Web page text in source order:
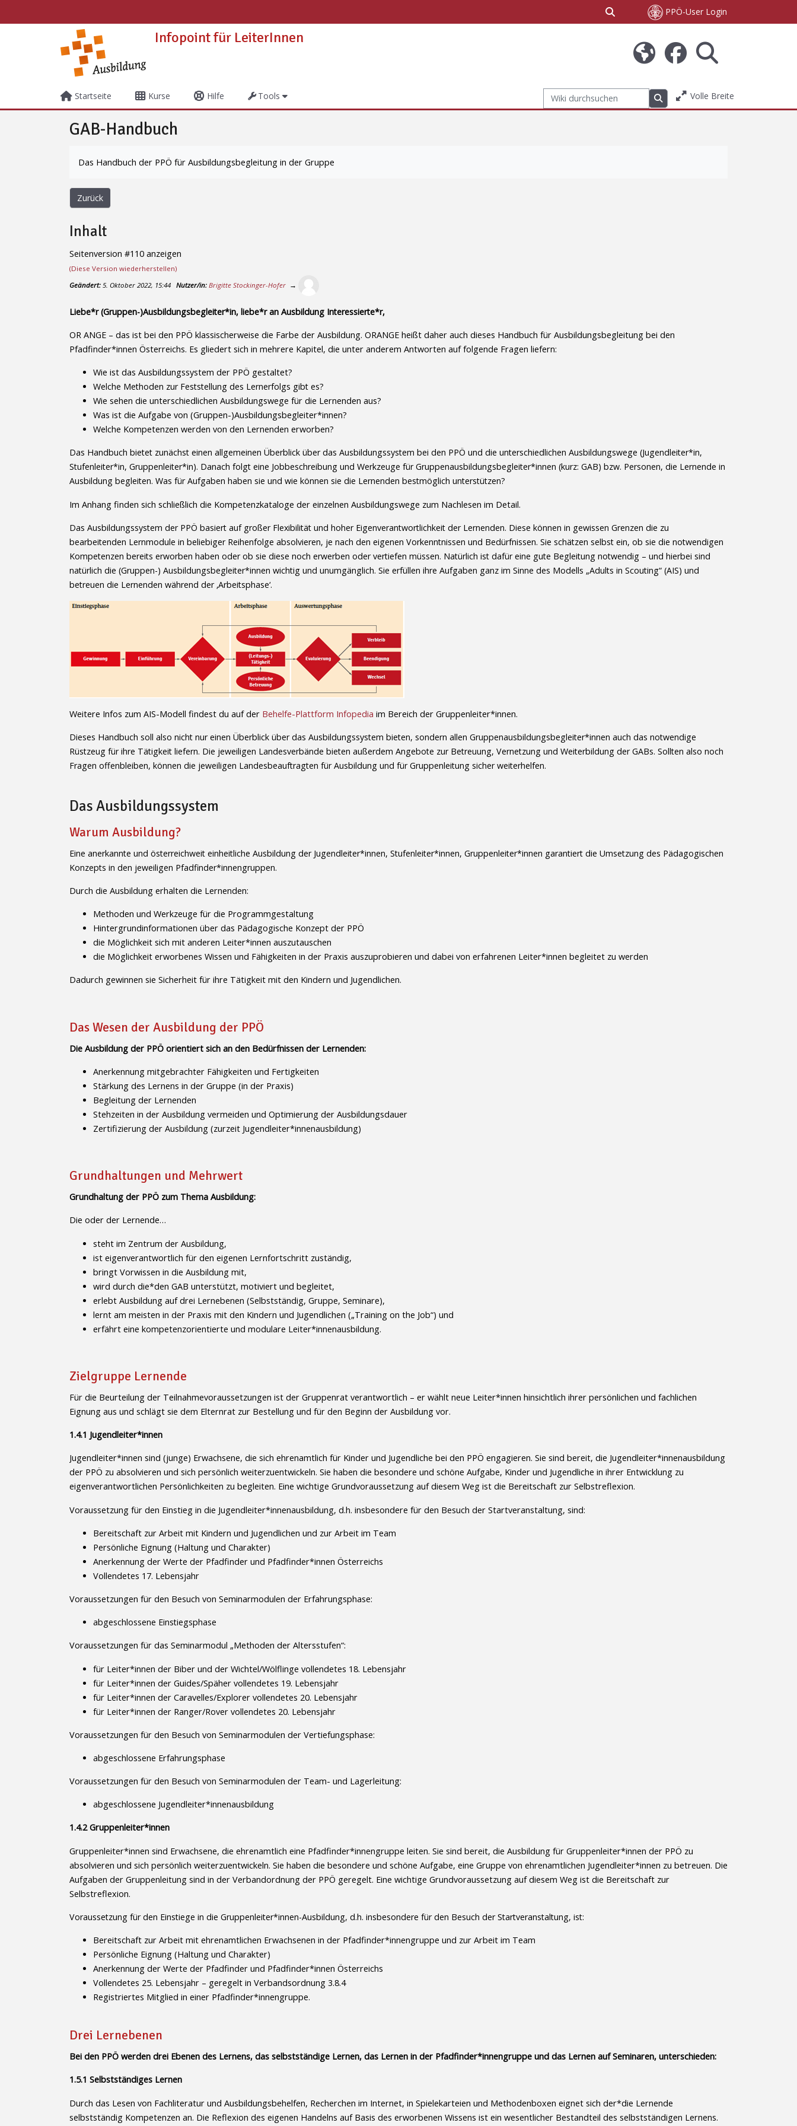
Sucheingabe umschalten
PPÖ-User Login
Infopoint für LeiterInnen
Startseite Kurse Hilfe Tools
Wiki durchsuchen
Wiki durchsuchen
Volle Breite
GAB-Handbuch
Das Handbuch der PPÖ für Ausbildungsbegleitung in der Gruppe
Zurück
Inhalt
Seitenversion #110 anzeigen
(Diese Version wiederherstellen)
Geändert: 5. Oktober 2022, 15:44 Nutzer/in: Brigitte Stockinger-Hofer →
Liebe*r (Gruppen-)Ausbildungsbegleiter*in, liebe*r an Ausbildung Interessierte*r,
OR ANGE – das ist bei den PPÖ klassischerweise die Farbe der Ausbildung. ORANGE heißt daher auch dieses Handbuch für Ausbildungsbegleitung bei den
Pfadfinder*innen Österreichs. Es gliedert sich in mehrere Kapitel, die unter anderem Antworten auf folgende Fragen liefern:
Wie ist das Ausbildungssystem der PPÖ gestaltet?
Welche Methoden zur Feststellung des Lernerfolgs gibt es?
Wie sehen die unterschiedlichen Ausbildungswege für die Lernenden aus?
Was ist die Aufgabe von (Gruppen-)Ausbildungsbegleiter*innen?
Welche Kompetenzen werden von den Lernenden erworben?
Das Handbuch bietet zunächst einen allgemeinen Überblick über das Ausbildungssystem bei den PPÖ und die unterschiedlichen Ausbildungswege (Jugendleiter*in,
Stufenleiter*in, Gruppenleiter*in). Danach folgt eine Jobbeschreibung und Werkzeuge für Gruppenausbildungsbegleiter*innen (kurz: GAB) bzw. Personen, die Lernende in
Ausbildung begleiten. Was für Aufgaben haben sie und wie können sie die Lernenden bestmöglich unterstützen?
Im Anhang finden sich schließlich die Kompetenzkataloge der einzelnen Ausbildungswege zum Nachlesen im Detail.
Das Ausbildungssystem der PPÖ basiert auf großer Flexibilität und hoher Eigenverantwortlichkeit der Lernenden. Diese können in gewissen Grenzen die zu
bearbeitenden Lernmodule in beliebiger Reihenfolge absolvieren, je nach den eigenen Vorkenntnissen und Bedürfnissen. Sie schätzen selbst ein, ob sie die notwendigen
Kompetenzen bereits erworben haben oder ob sie diese noch erwerben oder vertiefen müssen. Natürlich ist dafür eine gute Begleitung notwendig – und hierbei sind
natürlich die (Gruppen-) Ausbildungsbegleiter*innen wichtig und unumgänglich. Sie erfüllen ihre Aufgaben ganz im Sinne des Modells „Adults in Scouting“ (AIS) und
betreuen die Lernenden während der ‚Arbeitsphase‘.
Weitere Infos zum AIS-Modell findest du auf der Behelfe-Plattform Infopedia im Bereich der Gruppenleiter*innen.
Dieses Handbuch soll also nicht nur einen Überblick über das Ausbildungssystem bieten, sondern allen Gruppenausbildungsbegleiter*innen auch das notwendige
Rüstzeug für ihre Tätigkeit liefern. Die jeweiligen Landesverbände bieten außerdem Angebote zur Betreuung, Vernetzung und Weiterbildung der GABs. Sollten also noch
Fragen offenbleiben, können die jeweiligen Landesbeauftragten für Ausbildung und für Gruppenleitung sicher weiterhelfen.
Das Ausbildungssystem
Warum Ausbildung?
Eine anerkannte und österreichweit einheitliche Ausbildung der Jugendleiter*innen, Stufenleiter*innen, Gruppenleiter*innen garantiert die Umsetzung des Pädagogischen
Konzepts in den jeweiligen Pfadfinder*innengruppen.
Durch die Ausbildung erhalten die Lernenden:
Methoden und Werkzeuge für die Programmgestaltung
Hintergrundinformationen über das Pädagogische Konzept der PPÖ
die Möglichkeit sich mit anderen Leiter*innen auszutauschen
die Möglichkeit erworbenes Wissen und Fähigkeiten in der Praxis auszuprobieren und dabei von erfahrenen Leiter*innen begleitet zu werden
Dadurch gewinnen sie Sicherheit für ihre Tätigkeit mit den Kindern und Jugendlichen.
Das Wesen der Ausbildung der PPÖ
Die Ausbildung der PPÖ orientiert sich an den Bedürfnissen der Lernenden:
Anerkennung mitgebrachter Fähigkeiten und Fertigkeiten
Stärkung des Lernens in der Gruppe (in der Praxis)
Begleitung der Lernenden
Stehzeiten in der Ausbildung vermeiden und Optimierung der Ausbildungsdauer
Zertifizierung der Ausbildung (zurzeit Jugendleiter*innenausbildung)
Grundhaltungen und Mehrwert
Grundhaltung der PPÖ zum Thema Ausbildung:
Die oder der Lernende…
steht im Zentrum der Ausbildung,
ist eigenverantwortlich für den eigenen Lernfortschritt zuständig,
bringt Vorwissen in die Ausbildung mit,
wird durch die*den GAB unterstützt, motiviert und begleitet,
erlebt Ausbildung auf drei Lernebenen (Selbstständig, Gruppe, Seminare),
lernt am meisten in der Praxis mit den Kindern und Jugendlichen („Training on the Job“) und
erfährt eine kompetenzorientierte und modulare Leiter*innenausbildung.
Zielgruppe Lernende
Für die Beurteilung der Teilnahmevoraussetzungen ist der Gruppenrat verantwortlich – er wählt neue Leiter*innen hinsichtlich ihrer persönlichen und fachlichen
Eignung aus und schlägt sie dem Elternrat zur Bestellung und für den Beginn der Ausbildung vor.
1.4.1 Jugendleiter*innen
Jugendleiter*innen sind (junge) Erwachsene, die sich ehrenamtlich für Kinder und Jugendliche bei den PPÖ engagieren. Sie sind bereit, die Jugendleiter*innenausbildung
der PPÖ zu absolvieren und sich persönlich weiterzuentwickeln. Sie haben die besondere und schöne Aufgabe, Kinder und Jugendliche in ihrer Entwicklung zu
eigenverantwortlichen Persönlichkeiten zu begleiten. Eine wichtige Grundvoraussetzung auf diesem Weg ist die Bereitschaft zur Selbstreflexion.
Voraussetzung für den Einstieg in die Jugendleiter*innenausbildung, d.h. insbesondere für den Besuch der Startveranstaltung, sind:
Bereitschaft zur Arbeit mit Kindern und Jugendlichen und zur Arbeit im Team
Persönliche Eignung (Haltung und Charakter)
Anerkennung der Werte der Pfadfinder und Pfadfinder*innen Österreichs
Vollendetes 17. Lebensjahr
Voraussetzungen für den Besuch von Seminarmodulen der Erfahrungsphase:
abgeschlossene Einstiegsphase
Voraussetzungen für das Seminarmodul „Methoden der Altersstufen“:
für Leiter*innen der Biber und der Wichtel/Wölflinge vollendetes 18. Lebensjahr
für Leiter*innen der Guides/Späher vollendetes 19. Lebensjahr
für Leiter*innen der Caravelles/Explorer vollendetes 20. Lebensjahr
für Leiter*innen der Ranger/Rover vollendetes 20. Lebensjahr
Voraussetzungen für den Besuch von Seminarmodulen der Vertiefungsphase:
abgeschlossene Erfahrungsphase
Voraussetzungen für den Besuch von Seminarmodulen der Team- und Lagerleitung:
abgeschlossene Jugendleiter*innenausbildung
1.4.2 Gruppenleiter*innen
Gruppenleiter*innen sind Erwachsene, die ehrenamtlich eine Pfadfinder*innengruppe leiten. Sie sind bereit, die Ausbildung für Gruppenleiter*innen der PPÖ zu
absolvieren und sich persönlich weiterzuentwickeln. Sie haben die besondere und schöne Aufgabe, eine Gruppe von ehrenamtlichen Jugendleiter*innen zu betreuen. Die
Aufgaben der Gruppenleitung sind in der Verbandordnung der PPÖ geregelt. Eine wichtige Grundvoraussetzung auf diesem Weg ist die Bereitschaft zur
Selbstreflexion.
Voraussetzung für den Einstiege in die Gruppenleiter*innen-Ausbildung, d.h. insbesondere für den Besuch der Startveranstaltung, ist:
Bereitschaft zur Arbeit mit ehrenamtlichen Erwachsenen in der Pfadfinder*innengruppe und zur Arbeit im Team
Persönliche Eignung (Haltung und Charakter)
Anerkennung der Werte der Pfadfinder und Pfadfinder*innen Österreichs
Vollendetes 25. Lebensjahr – geregelt in Verbandsordnung 3.8.4
Registriertes Mitglied in einer Pfadfinder*innengruppe.
Drei Lernebenen
Bei den PPÖ werden drei Ebenen des Lernens, das selbstständige Lernen, das Lernen in der Pfadfinder*innengruppe und das Lernen auf Seminaren, unterschieden:
1.5.1 Selbstständiges Lernen
Durch das Lesen von Fachliteratur und Ausbildungsbehelfen, Recherchen im Internet, in Spielekarteien und Methodenboxen eignet sich der*die Lernende
selbstständig Kompetenzen an. Die Reflexion des eigenen Handelns auf Basis des erworbenen Wissens ist ein wesentlicher Bestandteil des selbstständigen Lernens.